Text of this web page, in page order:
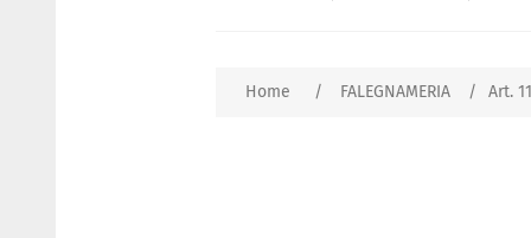
Home / FALEGNAMERIA / Art.